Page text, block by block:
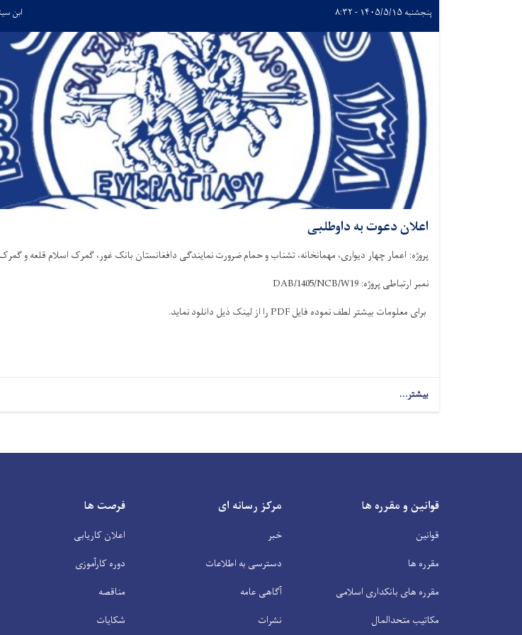
پنجشنبه ۱۴۰۵/۵/۱۵ - ۸:۳۲ ابن
اعلان دعوت به داوطلبی
پروژه: اعمار چهار دیواری، مهمانخانه، تشناب و حمام ضرورت نمایندگی دافغانستان بانک غور، گمرک اسلام قلعه و
نمبر ارتباطی پروژه: DAB/1405/NCB/W19
برای معلومات بیشتر لطف نموده فایلPDFرا از لینک ذیل دانلود نماید.
بیشتر...
قوانین و مقرره ها
قوانین
مقرره ها
مقرره های بانکداری اسلامی
مکاتیب متحدالمال
مرکز رسانه ای
خبر
دسترسی به اطلاعات
آگاهی عامه
نشرات
فرصت ها
اعلان کاریابی
دوره کارآموزی
مناقصه
شکایات